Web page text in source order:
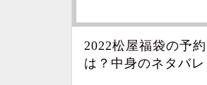
2022松屋福袋の予
は？中身のネタバレ